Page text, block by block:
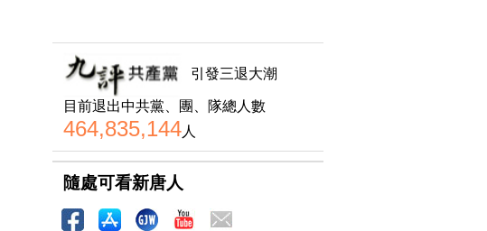
引發三退大潮
目前退出中共黨、團、隊總人數
464,835,144人
隨處可看新唐人